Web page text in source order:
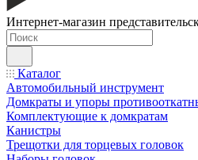
Интернет-магазин
Каталог
Автомобильный инструмент
Домкраты и упоры
Комплектующие к домкратам
Канистры
Трещотки для торцевых головок